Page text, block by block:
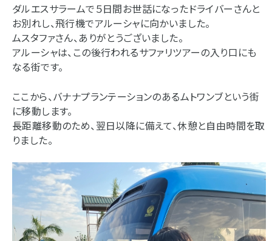
ダルエスサラームで５日間お世話になったドライバーさんと
お別れし、飛行機でアルーシャに向かいました。
ムスタファさん、ありがとうございました。
アルーシャは、この後行われるサファリツアーの入り口にも
なる街です。
ここから、バナナプランテーションのあるムトワンブという街
に移動します。
長距離移動のため、翌日以降に備えて、休憩と自由時間を取
りました。